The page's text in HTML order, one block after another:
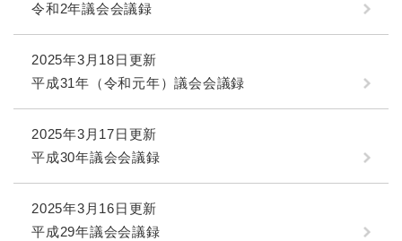
令和2年議会会議録
2025年3月18日更新
平成31年（令和元年）議会会議録
2025年3月17日更新
平成30年議会会議録
2025年3月16日更新
平成29年議会会議録